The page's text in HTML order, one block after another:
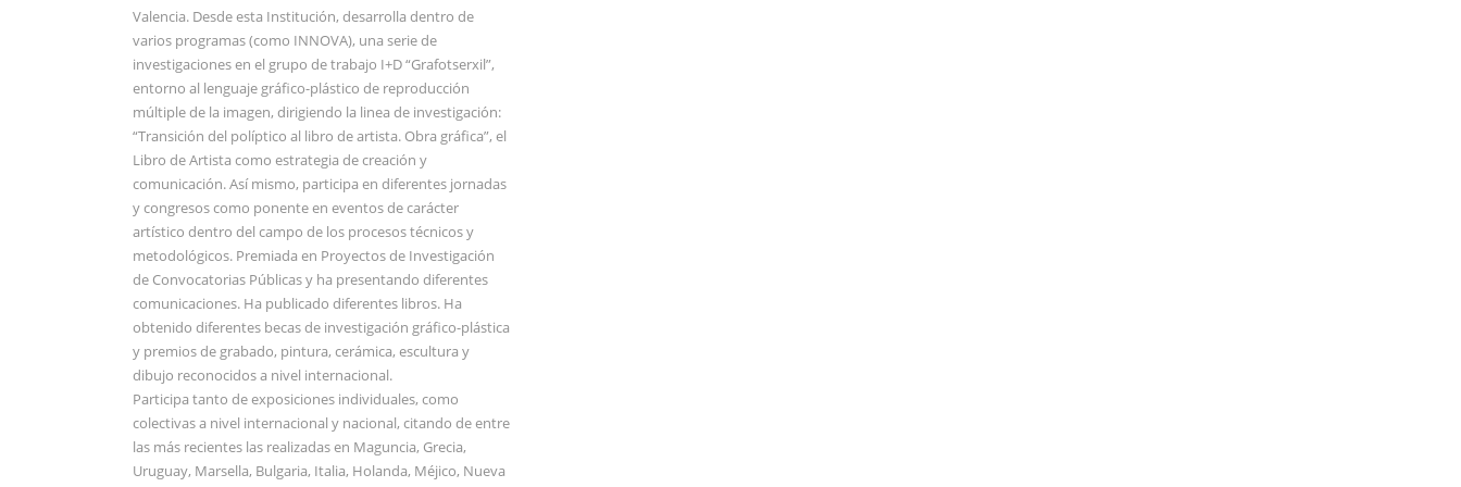
Valencia. Desde esta Institución, desarrolla dentro de
varios programas (como INNOVA), una serie de
investigaciones en el grupo de trabajo I+D “Grafotserxil”,
entorno al lenguaje gráfico-plástico de reproducción
múltiple de la imagen, dirigiendo la linea de investigación:
“Transición del políptico al libro de artista. Obra gráfica”, el
Libro de Artista como estrategia de creación y
comunicación. Así mismo, participa en diferentes jornadas
y congresos como ponente en eventos de carácter
artístico dentro del campo de los procesos técnicos y
metodológicos. Premiada en Proyectos de Investigación
de Convocatorias Públicas y ha presentando diferentes
comunicaciones. Ha publicado diferentes libros. Ha
obtenido diferentes becas de investigación gráfico-plástica
y premios de grabado, pintura, cerámica, escultura y
dibujo reconocidos a nivel internacional.
Participa tanto de exposiciones individuales, como
colectivas a nivel internacional y nacional, citando de entre
las más recientes las realizadas en Maguncia, Grecia,
Uruguay, Marsella, Bulgaria, Italia, Holanda, Méjico, Nueva